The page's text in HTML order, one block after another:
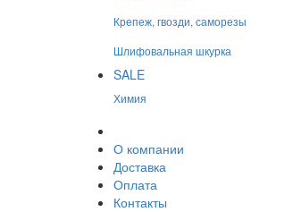
Крепеж, гвозди, саморезы
Шлифовальная шкурка
SALE
Химия
О компании
Доставка
Оплата
Контакты